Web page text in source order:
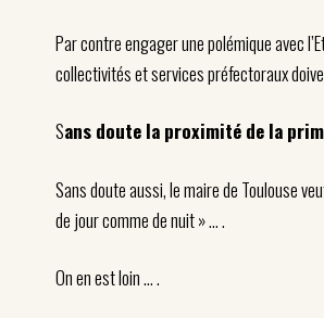
Par contre engager une polémique avec
collectivités et services préfectoraux
Sans doute la proximité de la
Sans doute aussi, le maire de Toulouse
de jour comme de nuit » … .
On en est loin … .